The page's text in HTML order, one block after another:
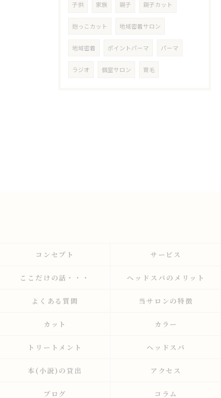
子供 家族 親子 親子カット
抱っこカット 地域密着サロン
地域密着 ポイントパーマ パーマ
ラジオ 個室サロン 育毛
コンセプト サービス
ここだけの話・・・ ヘッドスパのメリット
よくある質問 当サロンの特徴
カット カラー
トリートメント ヘッドスパ
本(小説)の貸出 アクセス
ブログ コラム